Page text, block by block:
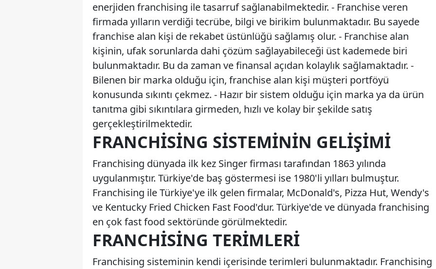
enerjiden franchising ile tasarruf sağlanabilmektedir. - Franchise veren
firmada yılların verdiği tecrübe, bilgi ve birikim bulunmaktadır. Bu sayede
franchise alan kişi de rekabet üstünlüğü sağlamış olur. - Franchise alan
kişinin, ufak sorunlarda dahi çözüm sağlayabileceği üst kademede biri
bulunmaktadır. Bu da zaman ve finansal açıdan kolaylık sağlamaktadır. -
Bilenen bir marka olduğu için, franchise alan kişi müşteri portföyü
konusunda sıkıntı çekmez. - Hazır bir sistem olduğu için marka ya da ürün
tanıtma gibi sıkıntılara girmeden, hızlı ve kolay bir şekilde satış
gerçekleştirilmektedir.
FRANCHISING SISTEMININ GELIŞIMI
Franchising dünyada ilk kez Singer firması tarafından 1863 yılında
uygulanmıştır. Türkiye'de baş göstermesi ise 1980'li yılları bulmuştur.
Franchising ile Türkiye'ye ilk gelen firmalar, McDonald's, Pizza Hut, Wendy's
ve Kentucky Fried Chicken Fast Food'dur. Türkiye'de ve dünyada franchising
en çok fast food sektöründe görülmektedir.
FRANCHISING TERIMLERI
Franchising sisteminin kendi içerisinde terimleri bulunmaktadır. Franchising